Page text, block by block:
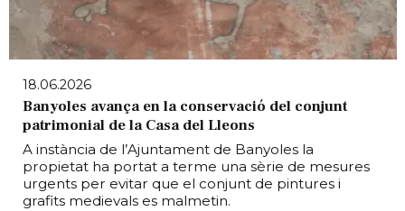
18.06.2026
Banyoles avança en la conservació del conjunt
patrimonial de la Casa del Lleons
A instància de l’Ajuntament de Banyoles la
propietat ha portat a terme una sèrie de mesures
urgents per evitar que el conjunt de pintures i
grafits medievals es malmetin.